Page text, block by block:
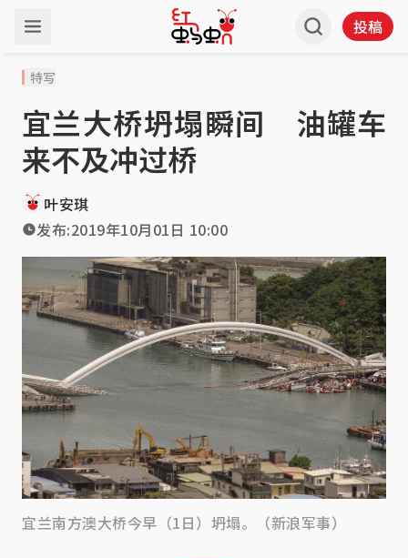
投稿
特写
宜兰大桥坍塌瞬间 油罐车
来不及冲过桥
叶安琪
发布:2019年10月01日 10:00
宜兰南方澳大桥今早（1日）坍塌。（新浪军事）